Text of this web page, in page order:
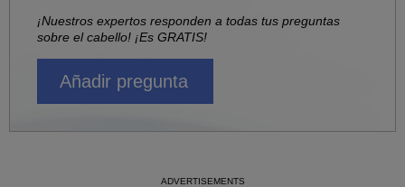
¡Nuestros expertos responden a todas tus preguntas
sobre el cabello! ¡Es GRATIS!
Añadir pregunta